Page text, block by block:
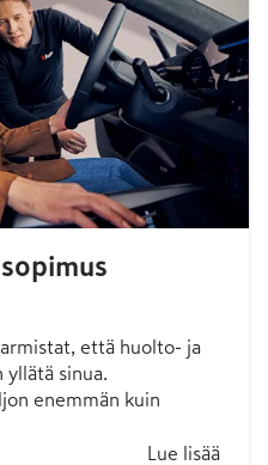
että huolto- ja
yllätä sinua.
enemmän kuin
Lue lisää